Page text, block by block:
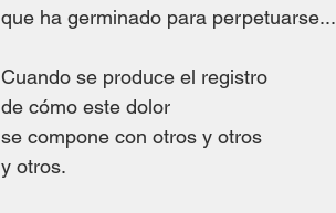
que ha germinado para perpetuarse...
Cuando se produce el registro
de cómo este dolor
se compone con otros y otros
y otros.